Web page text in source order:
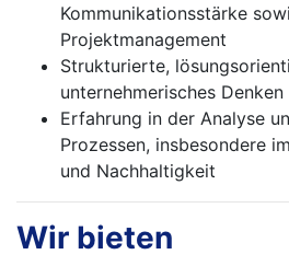
Kommunikationsstärke
Projektmanagement
Strukturierte,
unternehmerisches Denken
Erfahrung in der Analyse
Prozessen, insbesondere
und Nachhaltigkeit
Wir bieten